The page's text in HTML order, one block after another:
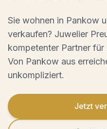
Sie wohnen in Pankow
verkaufen? Juwelier
kompetenter Partner für
Von Pankow aus
unkompliziert.
Jetzt